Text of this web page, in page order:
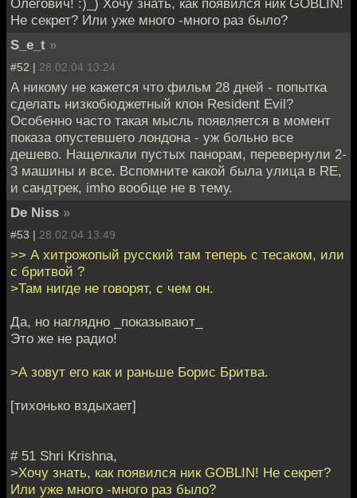
Не секрет? Или уже много -много раз было?
S_e_t »
#52 | 28.02.04 13:24
А никому не кажется что фильм 28 дней - попытка
сделать низкобюджетный клон Resident Evil?
Особенно часто такая мысль появляется в момент
показа опустевшего лондона - уж больно все
дешево. Нащелкали пустых панорам, перевернули 2-
3 машины и все. Вспомните какой была улица в RE,
и сандтрек, imho вообще не в тему.
De Niss »
#53 | 28.02.04 13:49
>> А хитрожопый русский там теперь с тесаком, или
с бритвой ?
>Там нигде не говорят, с чем он.
Да, но наглядно _показывают_
Это же не радио!
>А зовут его как и раньше Борис Бритва.
[тихонько вздыхает]
# 51 Shri Krishna,
>Хочу знать, как появился ник GOBLIN! Не секрет?
Или уже много -много раз было?